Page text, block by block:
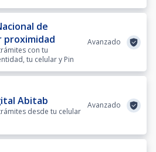
de
proximidad
con tu
tu celular y Pin
Avanzado
Abitab
desde tu celular
Avanzado